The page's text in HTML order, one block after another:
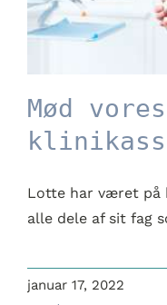
Mød vores
Lotte har været på
alle dele af sit fag
januar 17, 2022